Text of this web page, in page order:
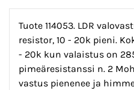
Tuote 114053. LDR
resistor, 10 - 20k pieni.
- 20k kun valaistus on
pimeäresistanssi n. 2
vastus pienenee ja